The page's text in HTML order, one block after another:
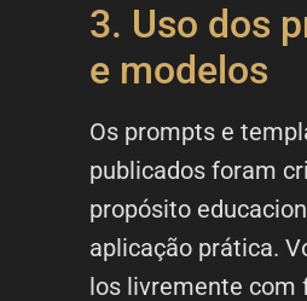
3. Uso dos
e modelos
Os prompts e
publicados foram
propósito
aplicação prática.
los livremente com